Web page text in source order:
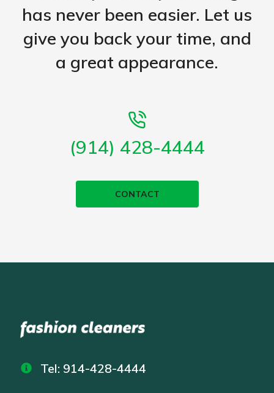
has never been easier. Let us
give you back your time, and
a great appearance.
(914) 428-4444
CONTACT
Tel: 914-428-4444